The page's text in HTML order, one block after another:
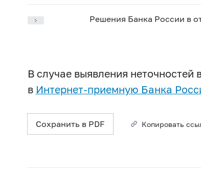
Решения Банка России в
В случае выявления
в Интернет-приемную Банка
Сохранить в PDF Копировать